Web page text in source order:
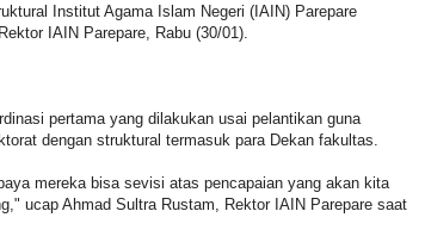
Institut Agama Islam Negeri (IAIN) Parepare
IAIN Parepare, Rabu (30/01).
pertama yang dilakukan usai pelantikan guna
dengan struktural termasuk para Dekan fakultas.
mereka bisa sevisi atas pencapaian yang akan kita
ucap Ahmad Sultra Rustam, Rektor IAIN Parepare saat